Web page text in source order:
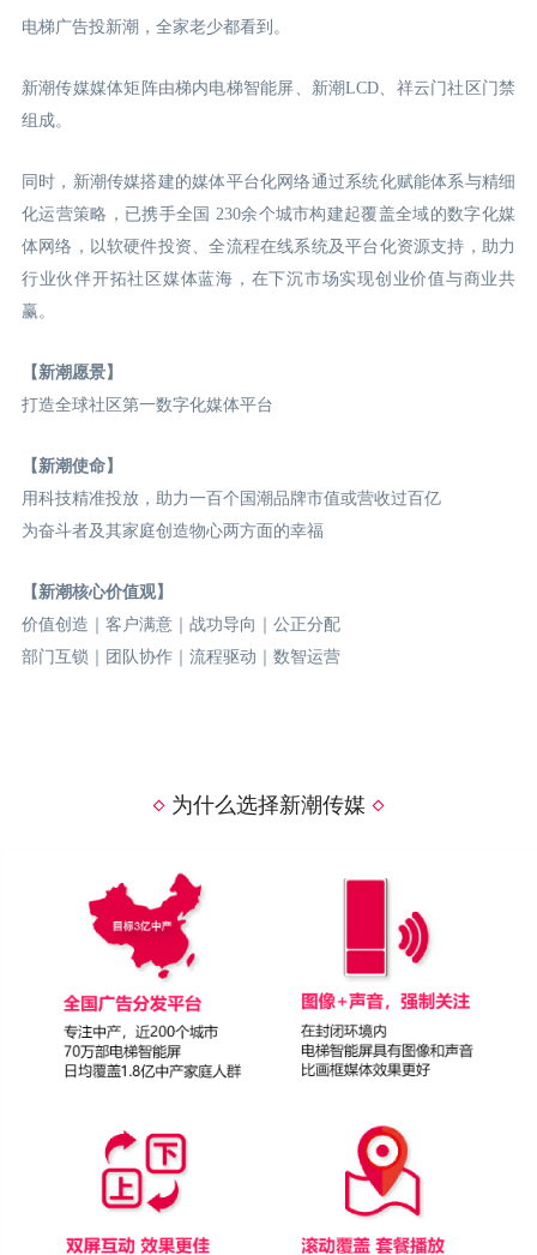
电梯广告投新潮，全家老少都看到。
新潮传媒媒体矩阵由梯内电梯智能屏、新潮LCD、祥云门社区门禁
组成。
同时，新潮传媒搭建的媒体平台化网络通过系统化赋能体系与精细
化运营策略，已携手全国 230余个城市构建起覆盖全域的数字化媒
体网络，以软硬件投资、全流程在线系统及平台化资源支持，助力
行业伙伴开拓社区媒体蓝海，在下沉市场实现创业价值与商业共
赢。
【新潮愿景】
打造全球社区第一数字化媒体平台
【新潮使命】
用科技精准投放，助力一百个国潮品牌市值或营收过百亿
为奋斗者及其家庭创造物心两方面的幸福
【新潮核心价值观】
价值创造｜客户满意｜战功导向｜公正分配
部门互锁｜团队协作｜流程驱动｜数智运营
为什么选择新潮传媒